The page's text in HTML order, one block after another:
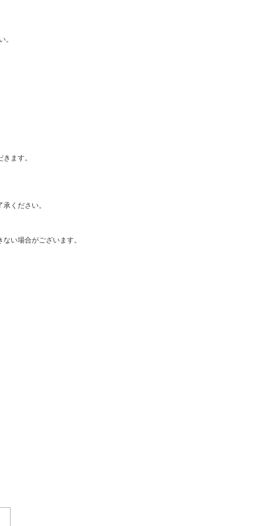
。
ます。
ください。
い場合がございます。